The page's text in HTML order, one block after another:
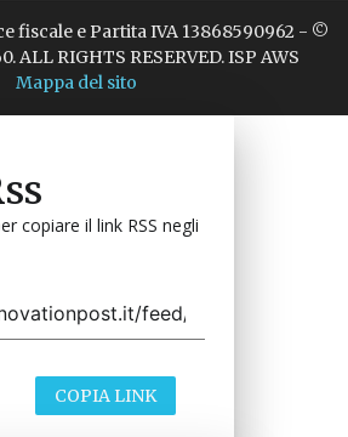
fiscale e Partita IVA 13868590962 - ©
ALL RIGHTS RESERVED. ISP AWS
Mappa del sito
copiare il link RSS negli
COPIA LINK